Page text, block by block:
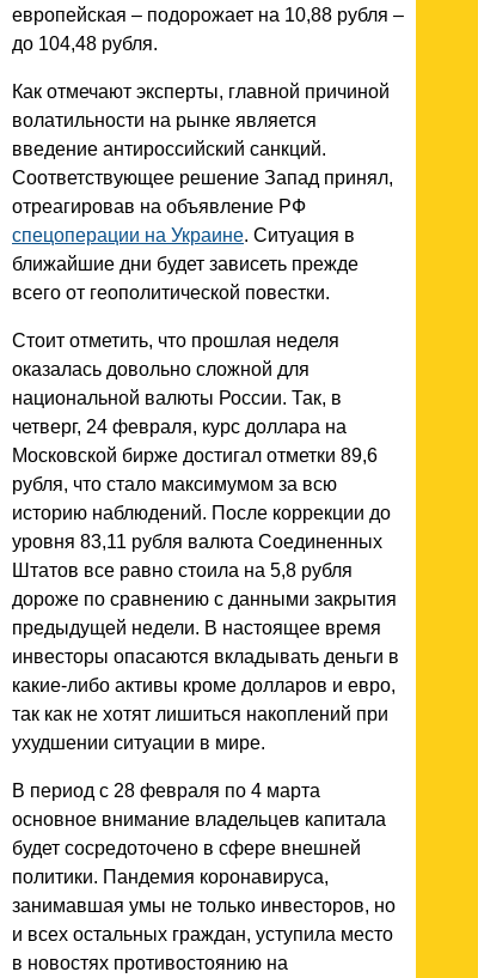
европейская – подорожает на 10,88 рубля –
до 104,48 рубля.
Как отмечают эксперты, главной причиной
волатильности на рынке является
введение антироссийский санкций.
Соответствующее решение Запад принял,
отреагировав на объявление РФ
спецоперации на Украине. Ситуация в
ближайшие дни будет зависеть прежде
всего от геополитической повестки.
Стоит отметить, что прошлая неделя
оказалась довольно сложной для
национальной валюты России. Так, в
четверг, 24 февраля, курс доллара на
Московской бирже достигал отметки 89,6
рубля, что стало максимумом за всю
историю наблюдений. После коррекции до
уровня 83,11 рубля валюта Соединенных
Штатов все равно стоила на 5,8 рубля
дороже по сравнению с данными закрытия
предыдущей недели. В настоящее время
инвесторы опасаются вкладывать деньги в
какие-либо активы кроме долларов и евро,
так как не хотят лишиться накоплений при
ухудшении ситуации в мире.
В период с 28 февраля по 4 марта
основное внимание владельцев капитала
будет сосредоточено в сфере внешней
политики. Пандемия коронавируса,
занимавшая умы не только инвесторов, но
и всех остальных граждан, уступила место
в новостях противостоянию на